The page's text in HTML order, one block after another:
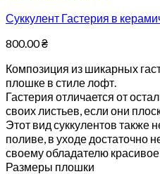
Суккулент Гастерия в
800.00₴
Композиция из шикарных
плошке в стиле лофт.
Гастерия отличается от
своих листьев, если они
Этот вид суккулентов также
поливе, в уходе достаточно
своему обладателю
Размеры плошки